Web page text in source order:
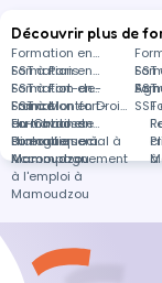
Découvrir plus de
Formation en
SST à Paris
Formation en
SST à Fort-de-
France
Formation en
SST à Montfort-
en-Chalosse
Formation en Droit
du travail et
dialogue social à
Mamoudzou
Formation en
Bureautique à
Mamoudzou
à
Formation en
Accompagnement
à l'emploi à
Mamoudzou